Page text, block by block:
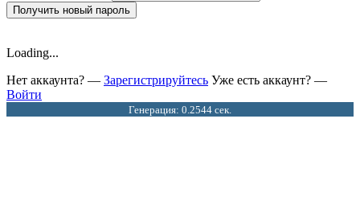
Получить новый пароль
Loading...
Нет аккаунта? — Зарегистрируйтесь Уже есть аккаунт? —
Войти
Генерация: 0.2544 сек.